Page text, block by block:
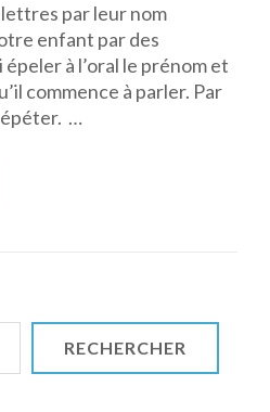
par leur nom
enfant par des
à l’oral le prénom et
commence à parler. Par
…
RECHERCHER